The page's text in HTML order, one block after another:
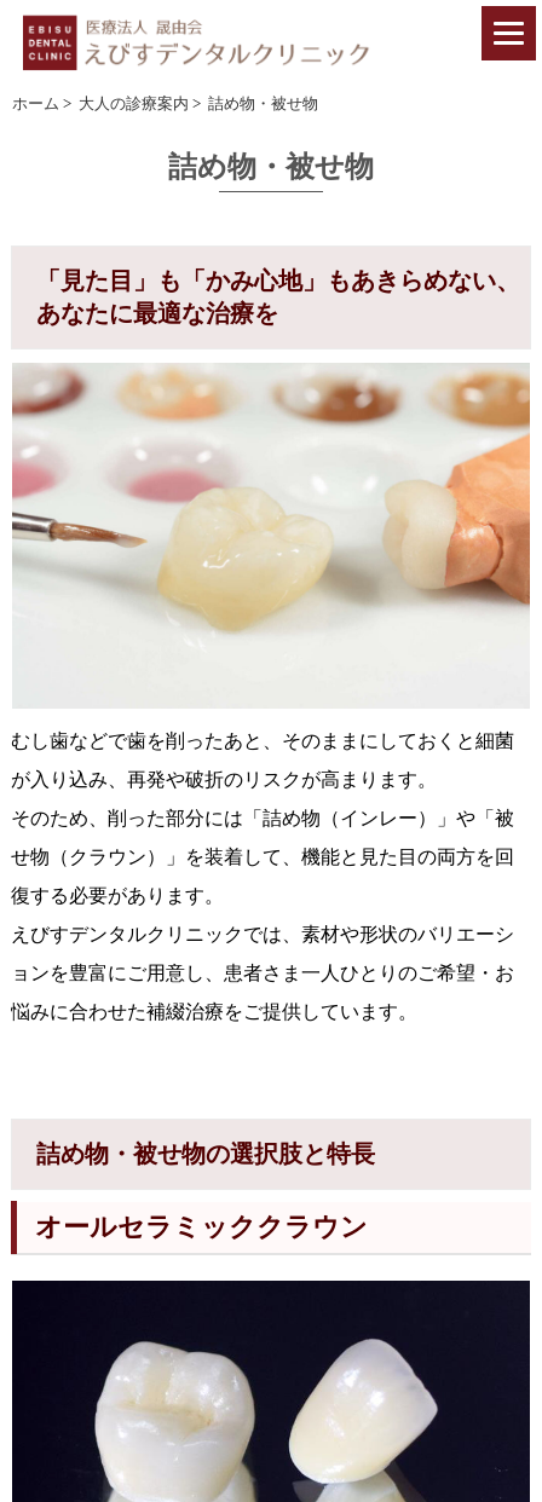
ホーム > 大人の診療案内 > 詰め物・被せ物
詰め物・被せ物
「見た目」も「かみ心地」もあきらめない、
あなたに最適な治療を
むし歯などで歯を削ったあと、そのままにしておくと細菌
が入り込み、再発や破折のリスクが高まります。
そのため、削った部分には「詰め物（インレー）」や「被
せ物（クラウン）」を装着して、機能と見た目の両方を回
復する必要があります。
えびすデンタルクリニックでは、素材や形状のバリエーシ
ョンを豊富にご用意し、患者さま一人ひとりのご希望・お
悩みに合わせた補綴治療をご提供しています。
詰め物・被せ物の選択肢と特長
オールセラミッククラウン